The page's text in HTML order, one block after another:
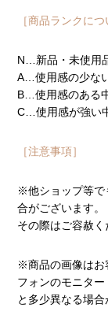
［商品ランクにつ
N…新品・未使用
A…使用感の少な
B…使用感のある
C…使用感が強い
［注意事項］
※他ショップ等で
合がございます。
その際はご容赦く
※商品の画像はお
フォンのモニタ
と多少異なる場合